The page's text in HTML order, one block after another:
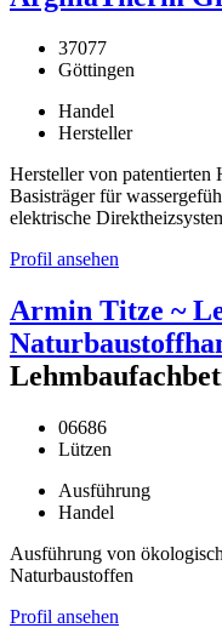
37077
Göttingen
Handel
Hersteller
Hersteller von patentierten
Basisträger für
elektrische
Profil ansehen
Armin Titze ~
06686
Lützen
Ausführung
Handel
Ausführung von
Naturbaustoffen
Profil ansehen